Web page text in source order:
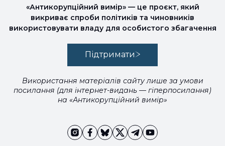
«Антикорупційний вимір» — це проєкт, який
викриває спроби політиків та чиновників
використовувати владу для особистого збагачення
Підтримати
Використання матеріалів сайту лише за умови
посилання (для інтернет-видань — гіперпосилання)
на «Антикорупційний вимір»